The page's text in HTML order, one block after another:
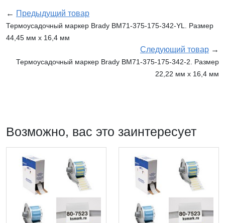
← Предыдущий товар
Термоусадочный маркер Brady BM71-375-175-342-YL. Размер
44,45 мм х 16,4 мм
Следующий товар →
Термоусадочный маркер Brady BM71-375-175-342-2. Размер
22,22 мм х 16,4 мм
Возможно, вас это заинтересует